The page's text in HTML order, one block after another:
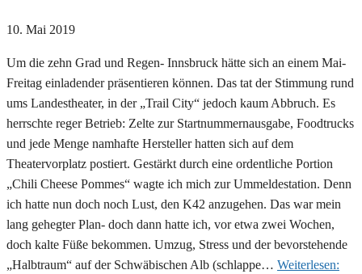
10. Mai 2019
Um die zehn Grad und Regen- Innsbruck hätte sich an einem Mai-
Freitag einladender präsentieren können. Das tat der Stimmung rund
ums Landestheater, in der „Trail City“ jedoch kaum Abbruch. Es
herrschte reger Betrieb: Zelte zur Startnummernausgabe, Foodtrucks
und jede Menge namhafte Hersteller hatten sich auf dem
Theatervorplatz postiert. Gestärkt durch eine ordentliche Portion
„Chili Cheese Pommes“ wagte ich mich zur Ummeldestation. Denn
ich hatte nun doch noch Lust, den K42 anzugehen. Das war mein
lang gehegter Plan- doch dann hatte ich, vor etwa zwei Wochen,
doch kalte Füße bekommen. Umzug, Stress und der bevorstehende
„Halbtraum“ auf der Schwäbischen Alb (schlappe… Weiterlesen: